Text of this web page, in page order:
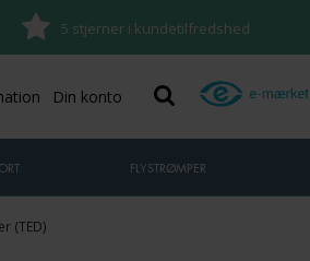
5 stjerner i kundetilfredshed
Din konto
FLYSTRØMPER
(TED)